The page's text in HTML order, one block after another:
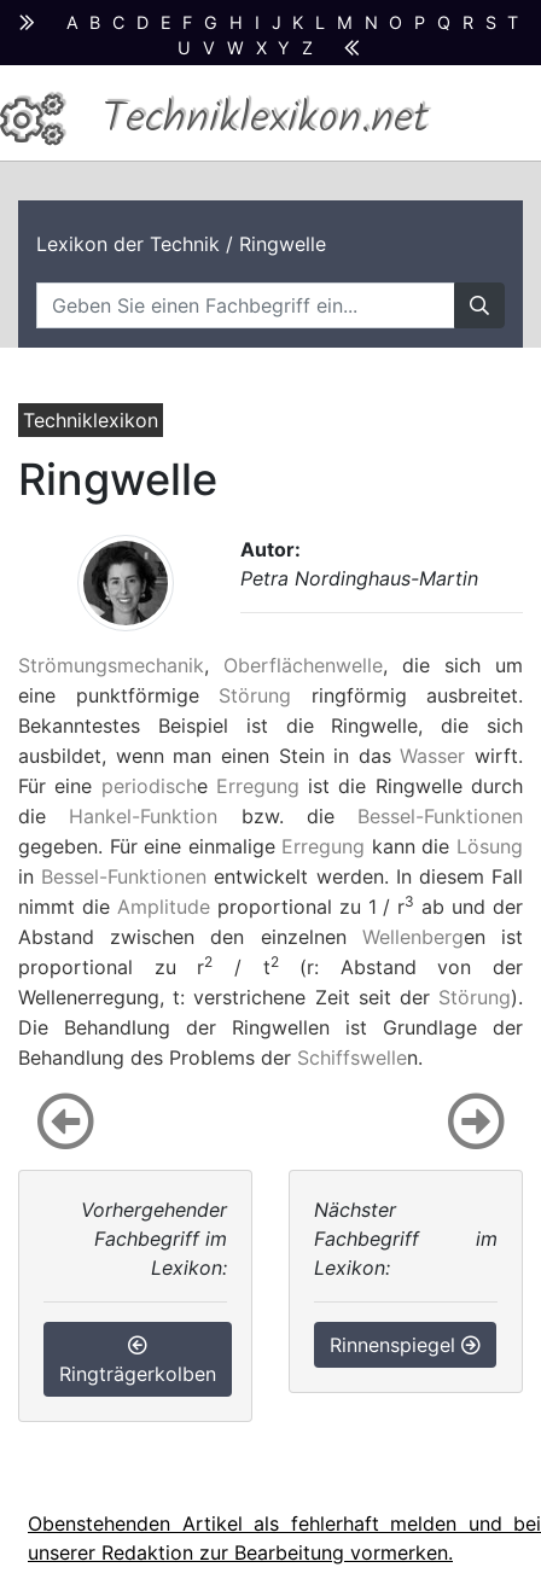
A B C D E F G H I J K L M N O P Q R S T
U
V W X Y Z
Techniklexikon.net
Lexikon der Technik / Ringwelle
Techniklexikon
Ringwelle
Autor:
Petra Nordinghaus-Martin
Strömungsmechanik, Oberflächenwelle, die sich um
eine punktförmige Störung ringförmig ausbreitet.
Bekanntestes Beispiel ist die Ringwelle, die sich
ausbildet, wenn man einen Stein in dasWasser wirft.
Für eine periodische Erregung ist die Ringwelle durch
die Hankel-Funktion bzw. die Bessel-Funktionen
gegeben. Für eine einmalige Erregung kann die Lösung
in Bessel-Funktionen entwickelt werden. In diesem Fall
nimmt die Amplitudeproportional zu 1 / r3 ab und der
Abstand zwischen den einzelnen Wellenbergen ist
proportional zu r2 / t2(r: Abstand von der
Wellenerregung,t: verstrichene Zeit seit der Störung).
Die Behandlung der Ringwellen ist Grundlage der
Behandlung des Problems der Schiffswellen.
Vorhergehender
Fachbegriff im
Lexikon:
Ringträgerkolben
Nächster
Fachbegriff im
Lexikon:
Rinnenspiegel
Obenstehenden Artikel als fehlerhaft melden und bei
unserer Redaktion zur Bearbeitung vormerken.